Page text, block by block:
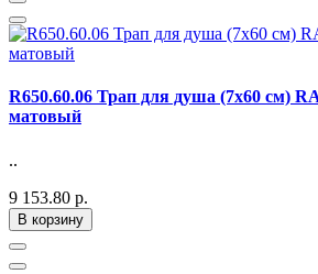
R650.60.06 Трап для душа (7х60 см)
матовый
..
9 153.80 р.
В корзину